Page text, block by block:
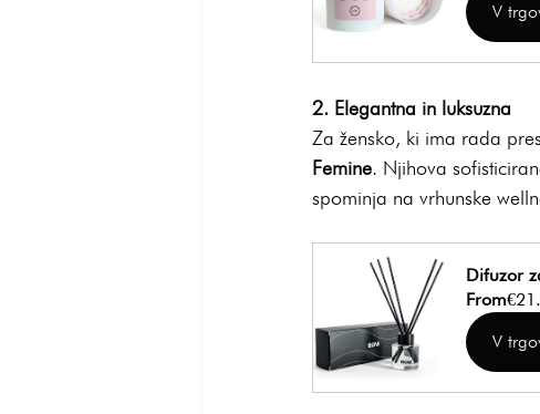
V
2. Elegantna in luksuzna
Za žensko, ki ima rada
Femine. Njihova
spominja na vrhunske
Difuzor
From
V